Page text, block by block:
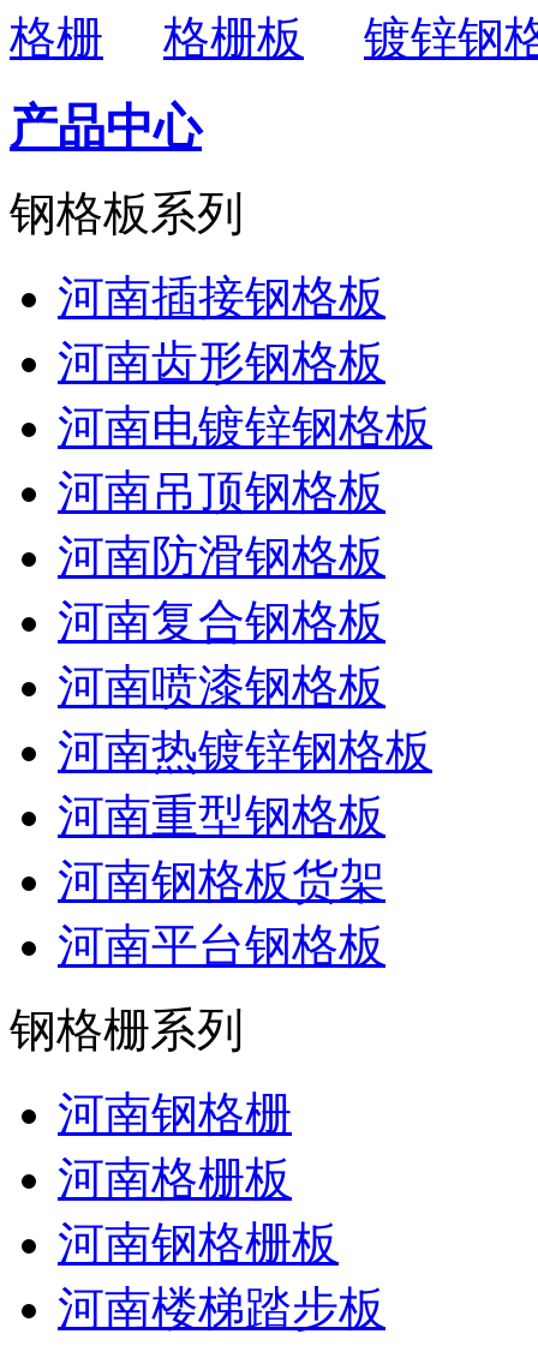
格栅
格栅板 镀锌钢
产品中心
钢格板系列
河南插接钢格板
河南齿形钢格板
河南电镀锌钢格板
河南吊顶钢格板
河南防滑钢格板
河南复合钢格板
河南喷漆钢格板
河南热镀锌钢格板
河南重型钢格板
河南钢格板货架
河南平台钢格板
钢格栅系列
河南钢格栅
河南格栅板
河南钢格栅板
河南楼梯踏步板